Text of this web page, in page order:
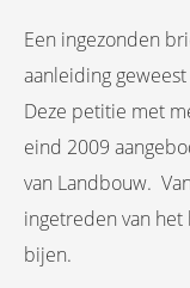
Een ingezonden
aanleiding
Deze petitie met
eind 2009
van Landbouw.
ingetreden van het
bijen.